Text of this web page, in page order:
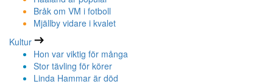
Bråk om VM i fotboll
Mjällby vidare i kvalet
Kultur
Hon var viktig för många
Stor tävling för körer
Linda Hammar är död